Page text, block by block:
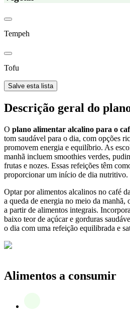
Tempeh
Tofu
Salve esta lista
Descrição geral do
O plano alimentar alcalino para o
tom saudável para o dia, com opções
promovem energia e equilíbrio. As
manhã incluem smoothies verdes,
frutas e nozes. Essas refeições têm
proporcionar um início de dia nutritivo.
Optar por alimentos alcalinos no café
a queda de energia no meio da manhã,
a partir de alimentos integrais.
baixo teor de açúcar e gorduras
o dia com uma refeição equilibrada e
Alimentos a consumir